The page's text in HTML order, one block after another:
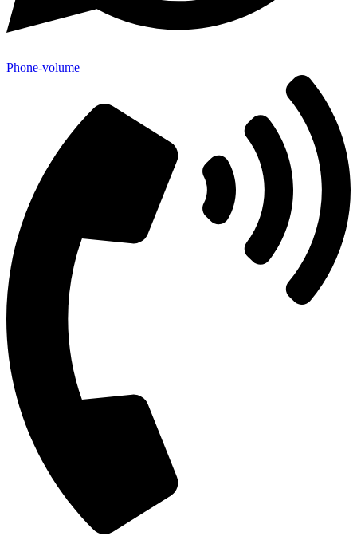
Phone-volume